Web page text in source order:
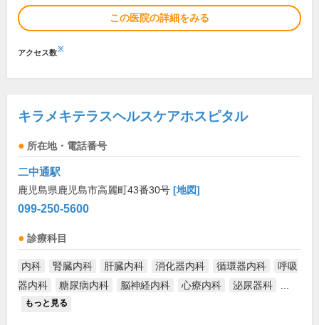
この医院の詳細をみる
アクセス数※
キラメキテラスヘルスケアホスピタル
所在地・電話番号
二中通駅
鹿児島県鹿児島市高麗町43番30号 [地図]
099-250-5600
診療科目
内科 腎臓内科 肝臓内科 消化器内科 循環器内科
呼吸
器内科
糖尿病内科 脳神経内科 心療内科 泌尿器科
もっと見る